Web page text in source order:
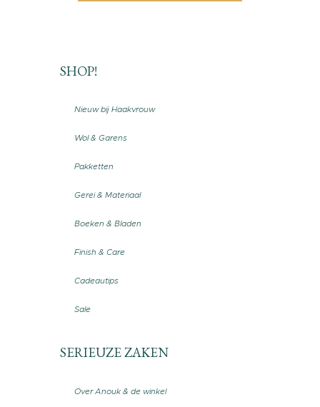
SHOP!
Nieuw bij Haakvrouw
Wol & Garens
Pakketten
Gerei & Materiaal
Boeken & Bladen
Finish & Care
Cadeautips
Sale
SERIEUZE ZAKEN
Over Anouk & de winkel